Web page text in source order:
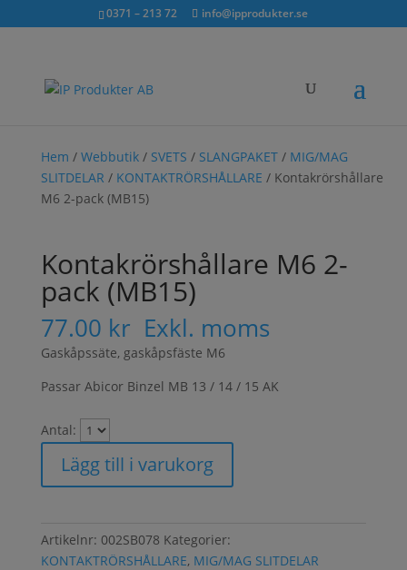
inkl. moms0371 – 213 72 info@ipprodukter.se
Sök...
×
Hem / Webbutik/ SVETS / SLANGPAKET/ MIG/MAG
SLITDELAR / KONTAKTRÖRSHÅLLARE / Kontakrörshållare
M6 2-pack (MB15)
Kontakrörshållare M6 2-
pack (MB15)
77.00 kr Exkl. moms
Gaskåpssäte, gaskåpsfäste M6
Passar Abicor Binzel MB 13 / 14 / 15 AK
Antal:
Lägg till i varukorg
Artikelnr: 002SB078 Kategorier:
KONTAKTRÖRSHÅLLARE, MIG/MAG SLITDELAR